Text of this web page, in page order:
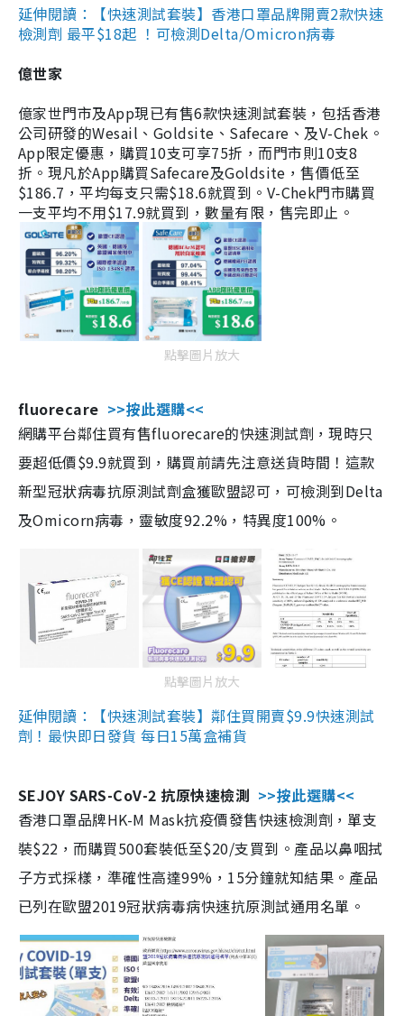
延伸閱讀：【快速測試套裝】香港口罩品牌開賣2款快速
檢測劑 最平$18起 ！可檢測Delta/Omicron病毒
億世家
億家世門市及App現已有售6款快速測試套裝，包括香港
公司研發的Wesail、Goldsite、Safecare、及V-Chek。
App限定優惠，購買10支可享75折，而門市則10支8
折。現凡於App購買Safecare及Goldsite，售價低至
$186.7，平均每支只需$18.6就買到。V-Chek門市購買
一支平均不用$17.9就買到，數量有限，售完即止。
點擊圖片放大
fluorecare >>按此選購<<
網購平台鄰住買有售fluorecare的快速測試劑，現時只
要超低價$9.9就買到，購買前請先注意送貨時間！這款
新型冠狀病毒抗原測試劑盒獲歐盟認可，可檢測到Delta
及Omicorn病毒，靈敏度92.2%，特異度100%。
點擊圖片放大
延伸閱讀：【快速測試套裝】鄰住買開賣$9.9快速測試
劑！最快即日發貨 每日15萬盒補貨
SEJOY SARS-CoV-2 抗原快速檢測 >>按此選購<<
香港口罩品牌HK-M Mask抗疫價發售快速檢測劑，單支
裝$22，而購買500套裝低至$20/支買到。產品以鼻咽拭
子方式採樣，準確性高達99%，15分鐘就知結果。產品
已列在歐盟2019冠狀病毒病快速抗原測試通用名單。